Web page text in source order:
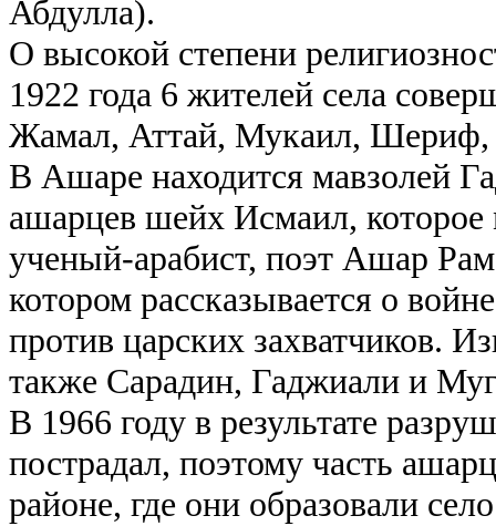
Абдулла).
О высокой степени
1922 года 6 жителей села
Жамал, Аттай, Мукаил,
В Ашаре находится мавзолей
ашарцев шейх Исмаил, которое
ученый-арабист, поэт Ашар
котором рассказывается о
против царских захватчиков.
также Сарадин, Гаджиали и
В 1966 году в результате
пострадал, поэтому часть
районе, где они образовали